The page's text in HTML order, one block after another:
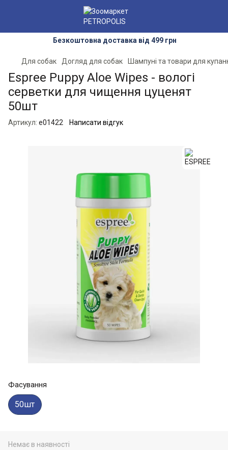
Безкоштовна доставка від 499 грн
Для собак Догляд для собак Шампуні та товари для
Espree Puppy Aloe Wipes - вологі
серветки для чищення цуценят
50шт
Артикул: e01422 Написати відгук
Фасування
50шт
Немає в наявності